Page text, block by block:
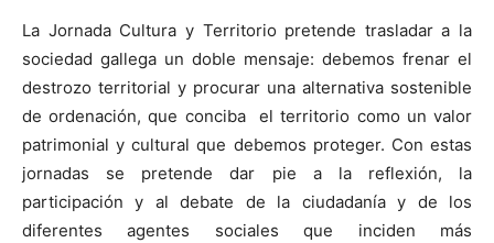
La Jornada Cultura y Territorio pretende trasladar a la
sociedad gallega un doble mensaje: debemos frenar el
destrozo territorial y procurar una alternativa sostenible
de ordenación, que conciba el territorio como un valor
patrimonial y cultural que debemos proteger. Con estas
jornadas se pretende dar pie a la reflexión, la
participación y al debate de la ciudadanía y de los
diferentes agentes sociales que inciden más